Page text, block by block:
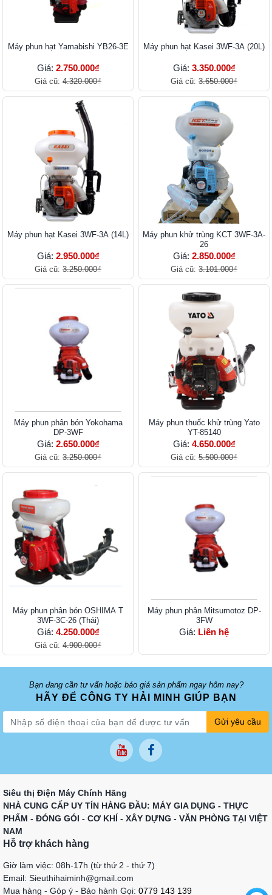
Máy phun hạt Yamabishi YB26-3E
Giá: 2.750.000₫
Giá cũ: 4.320.000₫
Máy phun hạt Kasei 3WF-3A (20L)
Giá: 3.350.000₫
Giá cũ: 3.650.000₫
Máy phun hạt Kasei 3WF-3A (14L)
Giá: 2.950.000₫
Giá cũ: 3.250.000₫
Máy phun khử trùng KCT 3WF-3A-
26
Giá: 2.850.000₫
Giá cũ: 3.101.000₫
Máy phun phân bón Yokohama
DP-3WF
Giá: 2.650.000₫
Giá cũ: 3.250.000₫
Máy phun thuốc khử trùng Yato
YT-85140
Giá: 4.650.000₫
Giá cũ: 5.500.000₫
Máy phun phân bón OSHIMA T
3WF-3C-26 (Thái)
Giá: 4.250.000₫
Giá cũ: 4.900.000₫
Máy phun phân Mitsumotoz DP-
3FW
Giá: Liên hệ
Bạn đang cần tư vấn hoặc báo giá sản phẩm ngay hôm nay?
HÃY ĐỂ CÔNG TY HẢI MINH GIÚP BẠN
Gửi yêu cầu
Siêu thị Điện Máy Chính Hãng
NHÀ CUNG CẤP UY TÍN HÀNG ĐẦU: MÁY GIA DỤNG - THỰC
PHẨM - ĐÓNG GÓI - CƠ KHÍ - XÂY DỰNG - VĂN PHÒNG TẠI VIỆT
NAM
Hỗ trợ khách hàng
Giờ làm việc: 08h-17h (từ thứ 2 - thứ 7)
Email: Sieuthihaiminh@gmail.com
Mua hàng - Góp ý - Bảo hành Gọi: 0779 143 139